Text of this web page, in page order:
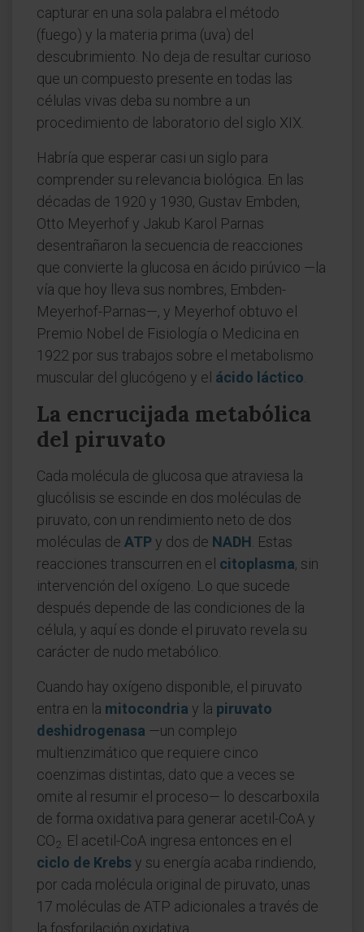
capturar en una sola palabra el método
(fuego) y la materia prima (uva) del
descubrimiento. No deja de resultar curioso
que un compuesto presente en todas las
células vivas deba su nombre a un
procedimiento de laboratorio del siglo XIX.
Habría que esperar casi un siglo para
comprender su relevancia biológica. En las
décadas de 1920 y 1930, Gustav Embden,
Otto Meyerhof y Jakub Karol Parnas
desentrañaron la secuencia de reacciones
que convierte la glucosa en ácido pirúvico —la
vía que hoy lleva sus nombres, Embden-
Meyerhof-Parnas—, y Meyerhof obtuvo el
Premio Nobel de Fisiología o Medicina en
1922 por sus trabajos sobre el metabolismo
muscular del glucógeno y el ácido láctico
La encrucijada metabólica
del piruvato
Cada molécula de glucosa que atraviesa la
glucólisis se escinde en dos moléculas de
piruvato, con un rendimiento neto de dos
moléculas de ATPy dos de NADH . Estas
reacciones transcurren en el citoplasma, sin
intervención del oxígeno. Lo que sucede
después depende de las condiciones de la
célula, y aquí es donde el piruvato revela su
carácter de nudo metabólico.
Cuando hay oxígeno disponible, el piruvato
entra en la mitocondria y la piruvato
deshidrogenasa —un complejo
multienzimático que requiere cinco
coenzimas distintas, dato que a veces se
omite al resumir el proceso— lo descarboxila
de forma oxidativa para generar acetil-CoA y
CO2 . El acetil-CoA ingresa entonces en el
ciclo de Krebsy su energía acaba rindiendo,
por cada molécula original de piruvato, unas
17 moléculas de ATP adicionales a través de
la fosforilación oxidativa.